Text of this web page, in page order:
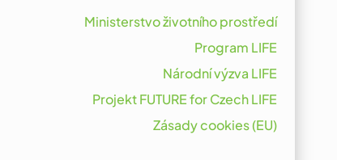
Ministerstvo životního prostředí
Program LIFE
Národní výzva LIFE
Projekt FUTURE for Czech LIFE
Zásady cookies (EU)